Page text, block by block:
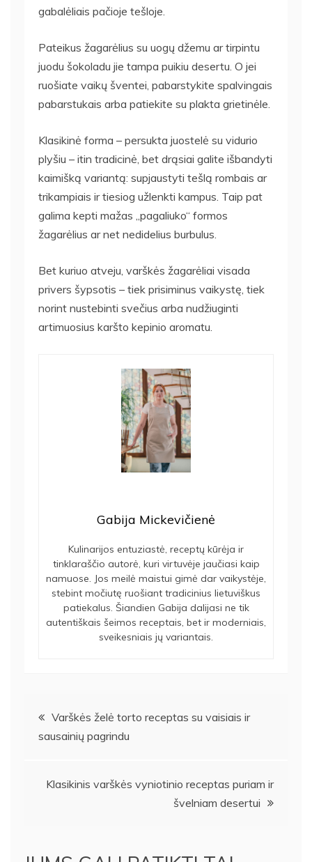
gabalėliais pačioje tešloje.
Pateikus žagarėlius su uogų džemu ar tirpintu
juodu šokoladu jie tampa puikiu desertu. O jei
ruošiate vaikų šventei, pabarstykite spalvingais
pabarstukais arba patiekite su plakta grietinėle.
Klasikinė forma – persukta juostelė su vidurio
plyšiu – itin tradicinė, bet drąsiai galite išbandyti
kaimišką variantą: supjaustyti tešlą rombais ar
trikampiais ir tiesiog užlenkti kampus. Taip pat
galima kepti mažas „pagaliuko“ formos
žagarėlius ar net nedidelius burbulus.
Bet kuriuo atveju, varškės žagarėliai visada
privers šypsotis – tiek prisiminus vaikystę, tiek
norint nustebinti svečius arba nudžiuginti
artimuosius karšto kepinio aromatu.
Gabija Mickevičienė
Kulinarijos entuziastė, receptų kūrėja ir
tinklaraščio autorė, kuri virtuvėje jaučiasi kaip
namuose. Jos meilė maistui gimė dar vaikystėje,
stebint močiutę ruošiant tradicinius lietuviškus
patiekalus. Šiandien Gabija dalijasi ne tik
autentiškais šeimos receptais, bet ir moderniais,
sveikesniais jų variantais.
Navigacija
tarp
įrašų
Varškės želė torto receptas su vaisiais ir
sausainių pagrindu
Klasikinis varškės vyniotinio receptas puriam ir
švelniam desertui